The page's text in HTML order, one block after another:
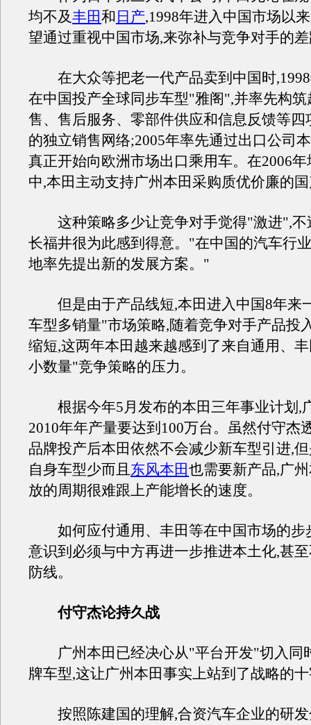
均不及丰田和 日产,1998年进入中国市场以
望通过重视中国市场,来弥补与竞争对手的
在大众等把老一代产品卖到中国时,1998
在中国投产全球同步车型"雅阁",并率先构筑
售、售后服务、零部件供应和信息反馈等四
的独立销售网络;2005年率先通过出口公司
真正开始向欧洲市场出口乘用车。在2006
中,本田主动支持广州本田采购质优价廉的
这种策略多少让竞争对手觉得"激进",不
长福井很为此感到得意。"在中国的汽车行
地率先提出新的发展方案。"
但是由于产品线短,本田进入中国8年来
车型多销量"市场策略,随着竞争对手产品投
缩短,这两年本田越来越感到了来自通用、
小数量"竞争策略的压力。
根据今年5月发布的本田三年事业计划,
2010年年产量要达到100万台。虽然付守杰
品牌投产后本田依然不会减少新车型引进,
自身车型少而且东风本田也需要新产品,广
放的周期很难跟上产能增长的速度。
如何应付通用、丰田等在中国市场的步
意识到必须与中方再进一步推进本土化,甚
防线。
付守杰论持久战
广州本田已经决心从"平台开发"切入同
牌车型,这让广州本田事实上站到了战略的
按照陈建国的理解,合资汽车企业的研发